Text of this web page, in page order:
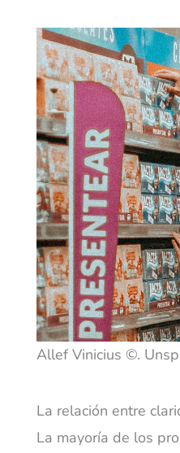
Allef Vinicius ©.
La relación entre
La mayoría de los